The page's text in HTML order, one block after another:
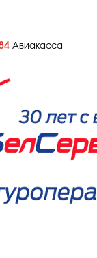
Авиакасса